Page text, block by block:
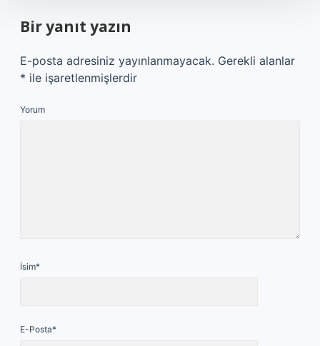
Bir yanıt yazın
E-posta adresiniz yayınlanmayacak. Gerekli alanlar
* ile işaretlenmişlerdir
Yorum
İsim*
E-Posta*